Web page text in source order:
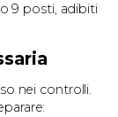
9 posti, adibiti
nei controlli.